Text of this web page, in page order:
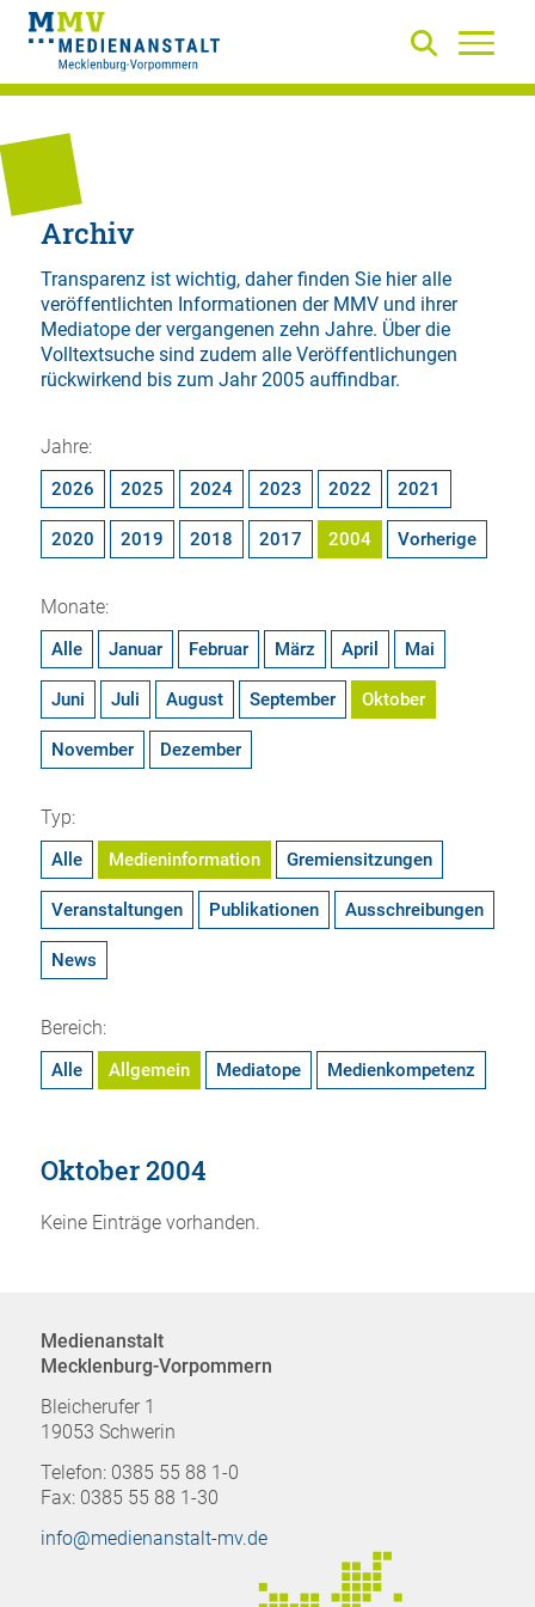
Archiv
Transparenz ist wichtig, daher finden Sie hier alle
veröffentlichten Informationen der MMV und ihrer
Mediatope der vergangenen zehn Jahre. Über die
Volltextsuchesind zudem alle Veröffentlichungen
rückwirkend bis zum Jahr 2005 auffindbar.
Jahre:
2026 2025 2024 2023 2022 2021
2020 2019 2018 2017 2004 Vorherige
Monate:
Alle Januar Februar März April Mai
Juni Juli August September Oktober
November Dezember
Typ:
Alle Medieninformation Gremiensitzungen
Veranstaltungen Publikationen Ausschreibungen
News
Bereich:
Alle Allgemein Mediatope Medienkompetenz
Oktober 2004
Keine Einträge vorhanden.
Medienanstalt
Mecklenburg-Vorpommern
Bleicherufer 1
19053 Schwerin
Telefon: 0385 55 88 1-0
Fax: 0385 55 88 1-30
info@medienanstalt-mv.de